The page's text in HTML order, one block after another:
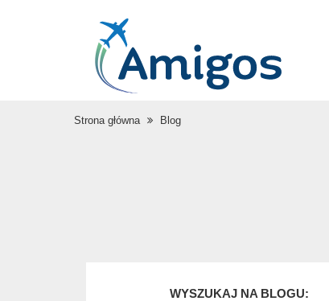
Strona główna Blog
WYSZUKAJ NA BLOGU: